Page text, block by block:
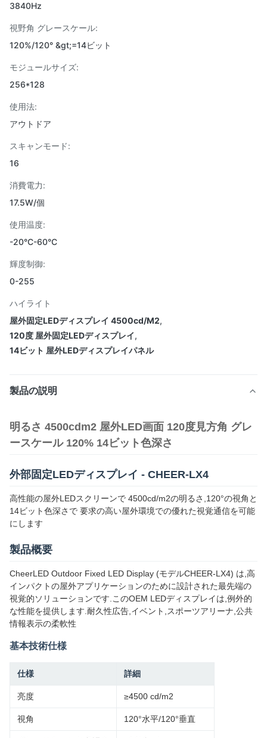
3840Hz
視野角 グレースケール:
120%/120° &gt;=14ビット
モジュールサイズ:
256*128
使用法:
アウトドア
スキャンモード:
16
消費電力:
17.5W/個
使用温度:
-20°C-60°C
輝度制御:
0-255
ハイライト
屋外固定LEDディスプレイ 4500cd/M2,
120度 屋外固定LEDディスプレイ,
14ビット 屋外LEDディスプレイパネル
製品の説明
明るさ 4500cdm2 屋外LED画面 120度見方角 グレ
ースケール 120% 14ビット色深さ
外部固定LEDディスプレイ - CHEER-LX4
高性能の屋外LEDスクリーンで 4500cd/m2の明るさ,120°の視角と
14ビット色深さで 要求の高い屋外環境での優れた視覚通信を可能
にします
製品概要
CheerLED Outdoor Fixed LED Display (モデルCHEER-LX4) は,高
インパクトの屋外アプリケーションのために設計された最先端の
視覚的ソリューションです.このOEM LEDディスプレイは,例外的
な性能を提供します.耐久性広告,イベント,スポーツアリーナ,公共
情報表示の柔軟性
基本技術仕様
仕様 詳細
亮度 ≥4500 cd/m2
視角 120°水平/120°垂直